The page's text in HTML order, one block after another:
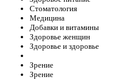
Стоматология
Медицина
Добавки и витамины
Здоровье женщин
Здоровье и здоровье
Зрение
Зрение